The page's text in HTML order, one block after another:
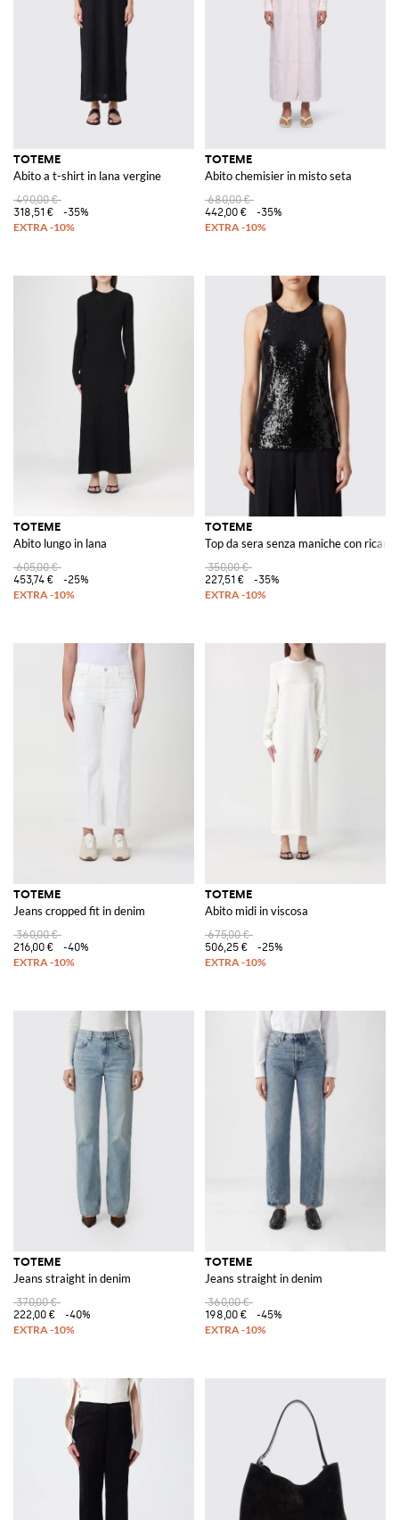
TOTEME
Abito a t-shirt in lana vergine
490,00 €
318,51 €
-35%
TOTEME
Abito chemisier in misto seta
680,00 €
442,00 €
-35%
TOTEME
Abito lungo in lana
605,00 €
453,74 €
-25%
TOTEME
Top da sera senza maniche con
350,00 €
227,51 €
-35%
TOTEME
Jeans cropped fit in denim
360,00 €
216,00 €
-40%
TOTEME
Abito midi in viscosa
675,00 €
506,25 €
-25%
TOTEME
Jeans straight in denim
370,00 €
222,00 €
-40%
TOTEME
Jeans straight in denim
360,00 €
198,00 €
-45%